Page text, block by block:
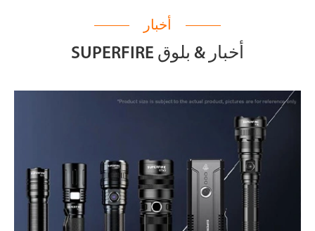
أخبار
SUPERFIRE أخبار & بلوق